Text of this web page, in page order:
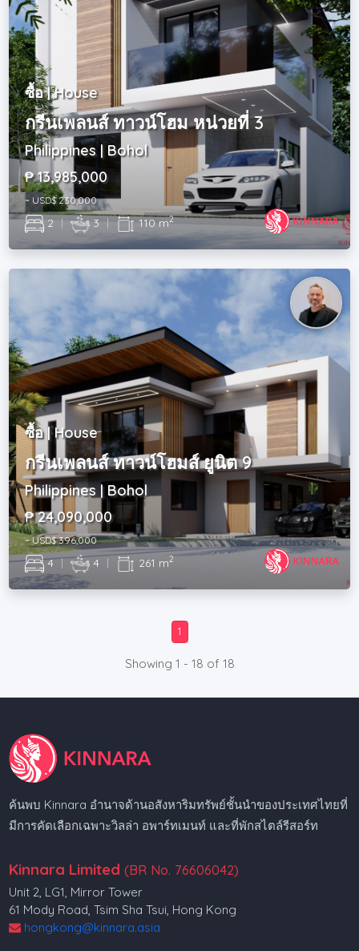
ซื้อ | House
กรีนเพลนส์ ทาวน์โฮม หน่วยที่ 3
Philippines | Bohol
₱ 13,985,000
~ USD$ 230,000
2 | 3 | 110 m2
ซื้อ | House
กรีนเพลนส์ ทาวน์โฮมส์ ยูนิต 9
Philippines | Bohol
₱ 24,090,000
~ USD$ 396,000
4 | 4 | 261 m2
1
Showing 1 - 18 of 18
ค้นพบ Kinnara อำนาจด้านอสังหาริมทรัพย์ชั้นนำของประเทศไทยที่
มีการคัดเลือกเฉพาะวิลล่า อพาร์ทเมนท์ และที่พักสไตล์รีสอร์ท
Kinnara Limited (BR No. 76606042)
Unit 2, LG1, Mirror Tower
61 Mody Road, Tsim Sha Tsui, Hong Kong
hongkong@kinnara.asia